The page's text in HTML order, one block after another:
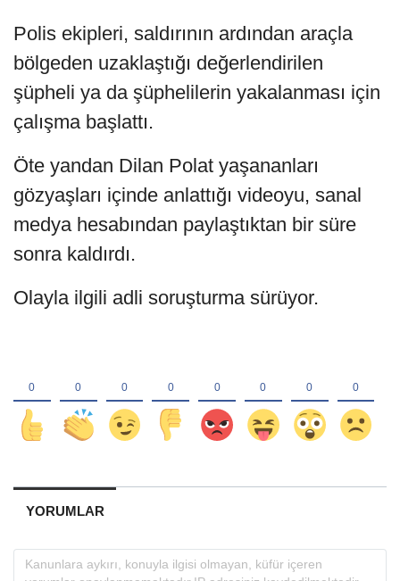
Polis ekipleri, saldırının ardından araçla
bölgeden uzaklaştığı değerlendirilen
şüpheli ya da şüphelilerin yakalanması için
çalışma başlattı.
Öte yandan Dilan Polat yaşananları
gözyaşları içinde anlattığı videoyu, sanal
medya hesabından paylaştıktan bir süre
sonra kaldırdı.
Olayla ilgili adli soruşturma sürüyor.
YORUMLAR